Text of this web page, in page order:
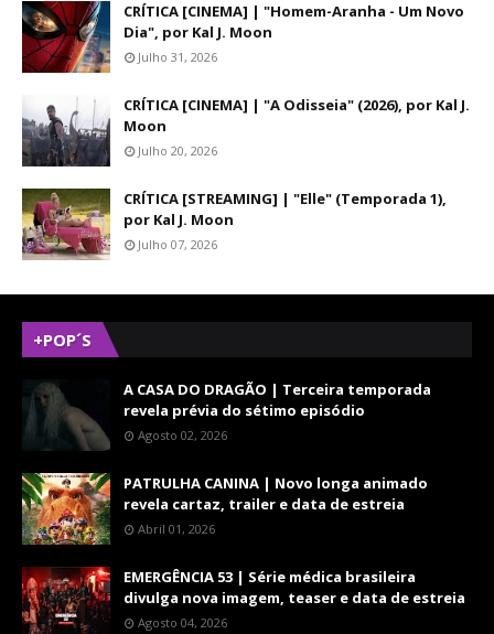
CRÍTICA [CINEMA] | "Homem-Aranha - Um Novo
Dia", por Kal J. Moon
Julho 31, 2026
CRÍTICA [CINEMA] | "A Odisseia" (2026), por Kal J.
Moon
Julho 20, 2026
CRÍTICA [STREAMING] | "Elle" (Temporada 1),
por Kal J. Moon
Julho 07, 2026
+POP´S
A CASA DO DRAGÃO | Terceira temporada
revela prévia do sétimo episódio
Agosto 02, 2026
PATRULHA CANINA | Novo longa animado
revela cartaz, trailer e data de estreia
Abril 01, 2026
EMERGÊNCIA 53 | Série médica brasileira
divulga nova imagem, teaser e data de estreia
Agosto 04, 2026